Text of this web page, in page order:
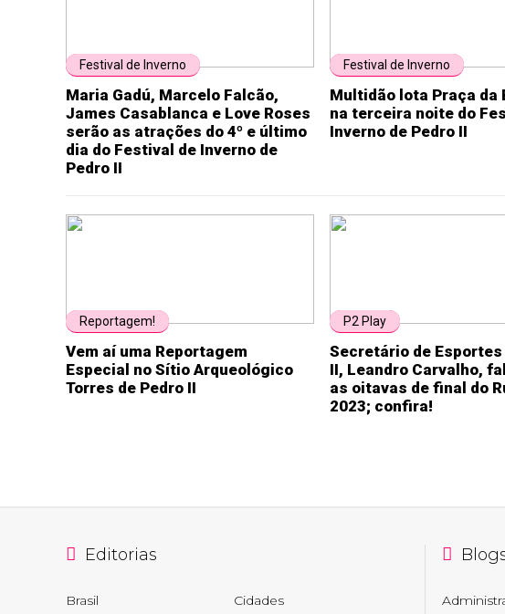
Festival de Inverno
Maria Gadú, Marcelo Falcão,
James Casablanca e Love Roses
serão as atrações do 4º e último
dia do Festival de Inverno de
Pedro II
Festival de Inverno
Multidão lota Praça da
na terceira noite do
Inverno de Pedro II
Reportagem!
Vem aí uma Reportagem
Especial no Sítio Arqueológico
Torres de Pedro II
P2 Play
Secretário de Esportes
II, Leandro Carvalho,
as oitavas de final do
2023; confira!
Editorias
Brasil Cidades